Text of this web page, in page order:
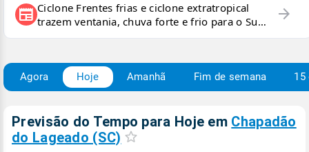
newspaper Ciclone Frentes frias e ciclone extratropical
trazem ventania, chuva forte e frio para o Sul
e Sudeste
arrow_forward
Agora Hoje Amanhã Fim de semana 15
Previsão do Tempo para Hoje em Chapadão
do Lageado (SC)